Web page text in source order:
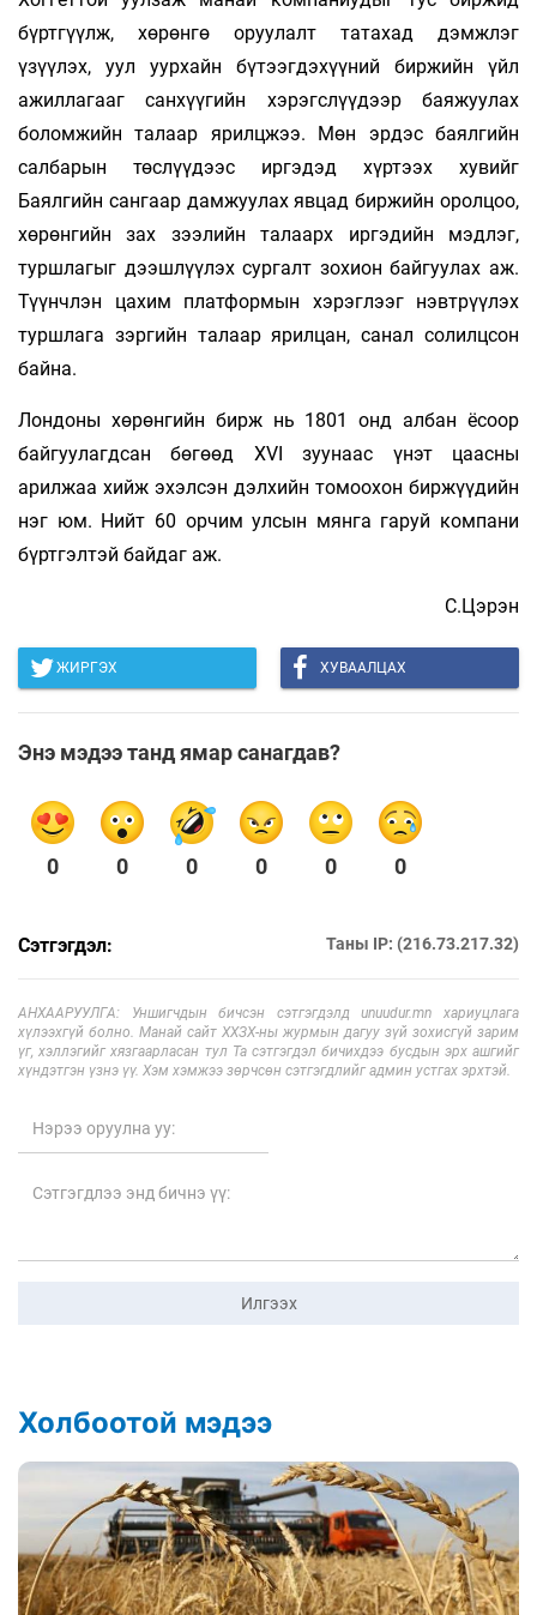
бүртгүүлж, хөрөнгө оруулалт татахад дэмжлэг
үзүүлэх, уул уурхайн бүтээгдэхүүний биржийн үйл
ажиллагааг санхүүгийн хэрэгслүүдээр баяжуулах
боломжийн талаар ярилцжээ. Мөн эрдэс баялгийн
салбарын төслүүдээс иргэдэд хүртээх хувийг
Баялгийн сангаар дамжуулах явцад биржийн оролцоо,
хөрөнгийн зах зээлийн талаарх иргэдийн мэдлэг,
туршлагыг дээшлүүлэх сургалт зохион байгуулах аж.
Түүнчлэн цахим платформын хэрэглээг нэвтрүүлэх
туршлага зэргийн талаар ярилцан, санал солилцсон
байна.
Лондоны хөрөнгийн бирж нь 1801 онд албан ёсоор
байгуулагдсан бөгөөд XVI зуунаас үнэт цаасны
арилжаа хийж эхэлсэн дэлхийн томоохон биржүүдийн
нэг юм. Нийт 60 орчим улсын мянга гаруй компани
бүртгэлтэй байдаг аж.
С.Цэрэн
ЖИРГЭХ ХУВААЛЦАХ
Энэ мэдээ танд ямар санагдав?
0 0 0 0 0 0
Сэтгэгдэл: Таны IP: (216.73.217.32)
АНХААРУУЛГА: Уншигчдын бичсэн сэтгэгдэлд unuudur.mn хариуцлага
хүлээхгүй болно. Манай сайт ХХЗХ-ны журмын дагуу зүй зохисгүй зарим
үг, хэллэгийг хязгаарласан тул Та сэтгэгдэл бичихдээ бусдын эрх ашгийг
хүндэтгэн үзнэ үү. Хэм хэмжээ зөрчсөн сэтгэгдлийг админ устгах эрхтэй.
Илгээх
Холбоотой мэдээ